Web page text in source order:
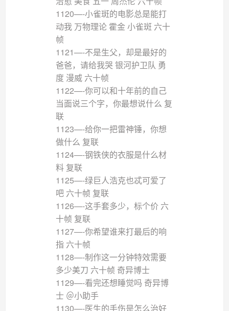
1120—-小雀斑的电影总是能打
动我 万物理论 霍金 小雀斑 六十
帧
1121—-不是生父，却是最好的
爸爸，请给我哭 银河护卫队 勇
度 漫威 六十帧
1122—-你可以和十年前的自己
当面说三个字，你最想说什么 复
联
1123—-给你一把雷神锤，你想
做什么 复联
1124—-钢铁侠的衣服是什么材
料 复联
1125—-绿巨人浩克也忒可爱了
吧 六十帧 复联
1126—-这手套多少，标个价 六
十帧 复联
1127—-你希望谁来打最后的响
指 六十帧
1128—-制作这一分钟特效需要
多少美刀 六十帧 奇异博士
1129—-看完还想睡觉吗 奇异博
士 ＠小助手
1130—-医生的手伤是怎么治好